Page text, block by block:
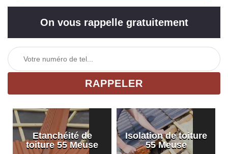
On vous rappelle gratuitement
Etanchéité de
toiture 55 Meuse
Isolation de toiture
55 Meuse